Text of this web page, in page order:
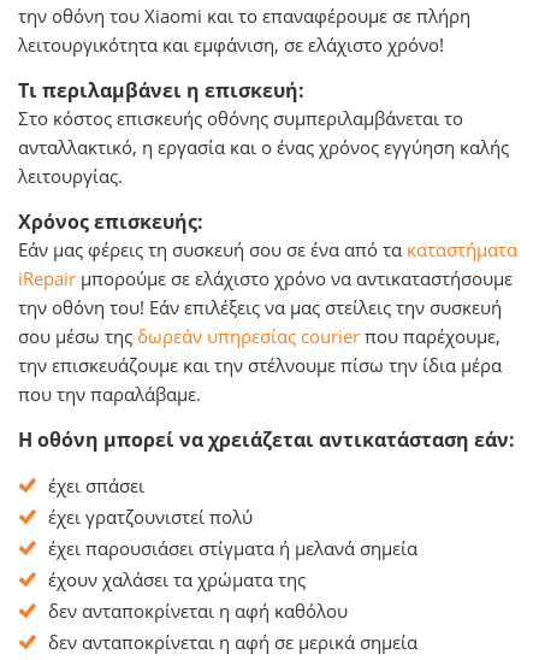
την οθόνη του Xiaomi και το επαναφέρουμε σε πλήρη
λειτουργικότητα και εμφάνιση, σε ελάχιστο χρόνο!
Τι περιλαμβάνει η επισκευή:
Στο κόστος επισκευής οθόνης συμπεριλαμβάνεται το
ανταλλακτικό, η εργασία και o ένας χρόνος εγγύηση καλής
λειτουργίας.
Χρόνος επισκευής:
Εάν μας φέρεις τη συσκευή σου σε ένα από τα καταστήματα
iRepair μπορούμε σε ελάχιστο χρόνο να αντικαταστήσουμε
την οθόνη του! Εάν επιλέξεις να μας στείλεις την συσκευή
σου μέσω της δωρεάν υπηρεσίας courier που παρέχουμε,
την επισκευάζουμε και την στέλνουμε πίσω την ίδια μέρα
που την παραλάβαμε.
Η οθόνη μπορεί να χρειάζεται αντικατάσταση εάν:
έχει σπάσει
έχει γρατζουνιστεί πολύ
έχει παρουσιάσει στίγματα ή μελανά σημεία
έχουν χαλάσει τα χρώματα της
δεν ανταποκρίνεται η αφή καθόλου
δεν ανταποκρίνεται η αφή σε μερικά σημεία